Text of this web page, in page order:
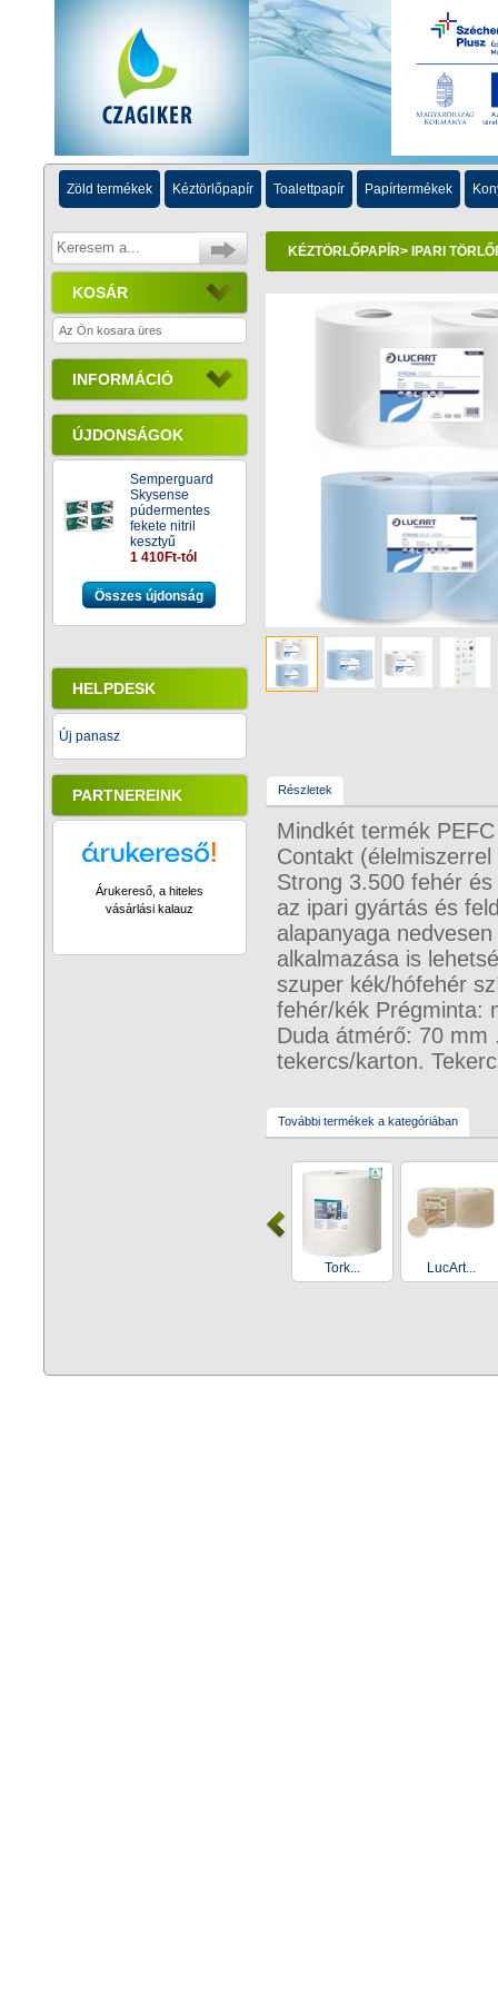
Zöld termékek Kéztörlőpapír Toalettpapír Papírtermékek
KOSÁR
Az Ön kosara üres
INFORMÁCIÓ
ÚJDONSÁGOK
Semperguard
Skysense
púdermentes
fekete nitril
kesztyű
1 410Ft-tól
Összes újdonság
HELPDESK
Új panasz
PARTNEREINK
Árukereső, a hiteles
vásárlási kalauz
KÉZTÖRLŐPAPÍR> IPARI
Részletek
Mindkét termék
Contakt
Strong 3.500 fehér
az ipari gyártás és
alapanyaga
alkalmazása is
szuper kék/hófehér
fehér/kék Prégminta:
Duda átmérő: 70 mm
tekercs/karton.
További termékek a kategóriában
Tork... LucArt...